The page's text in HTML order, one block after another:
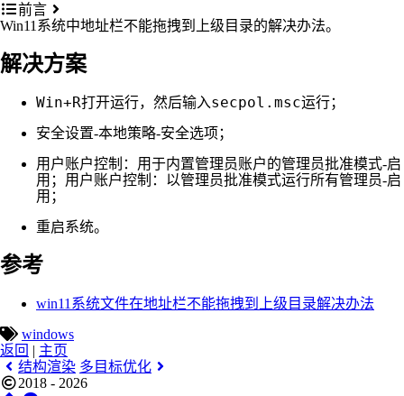
前言
Win11系统中地址栏不能拖拽到上级目录的解决办法。
解决方案
Win+R打开运行，然后输入secpol.msc运行；
安全设置-本地策略-安全选项；
用户账户控制：用于内置管理员账户的管理员批准模式-启
用 ； 用户账户控制：以管理员批准模式运行所有管理员-启
用 ；
重启系统。
参考
win11系统文件在地址栏不能拖拽到上级目录解决办法
windows
返回 | 主页
结构渲染 多目标优化
2018 - 2026